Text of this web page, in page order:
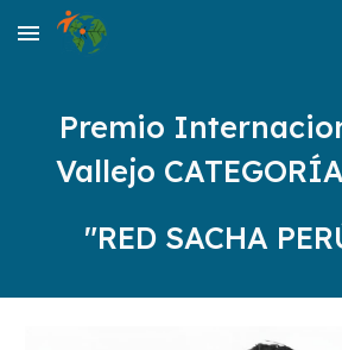
Skip to main content
Premio
Vallejo
"RED SACHA